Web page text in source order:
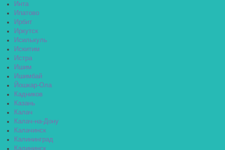
Инта
Ипатово
Ирбит
Иркутск
Исилькуль
Искитим
Истра
Ишим
Ишимбай
Йошкар-Ола
Кадников
Казань
Калач
Калач-на-Дону
Калачинск
Калининград
Калининск